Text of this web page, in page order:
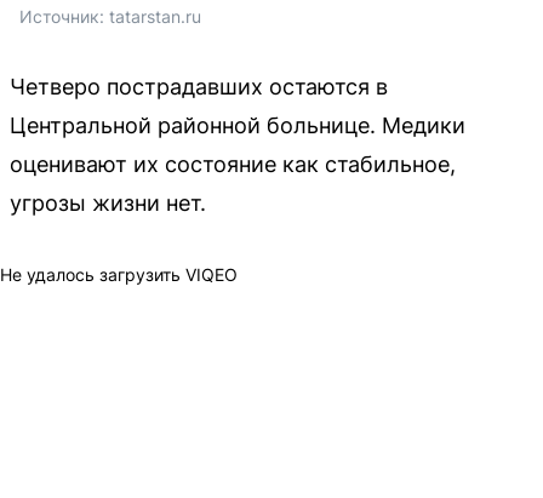
Источник: tatarstan.ru
Четверо пострадавших остаются в
Центральной районной больнице. Медики
оценивают их состояние как стабильное,
угрозы жизни нет.
Не удалось загрузить VIQEO